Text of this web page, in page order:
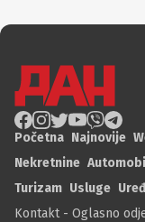
Početna Najnovije
Nekretnine
Turizam Usluge
Kontakt - Oglasno